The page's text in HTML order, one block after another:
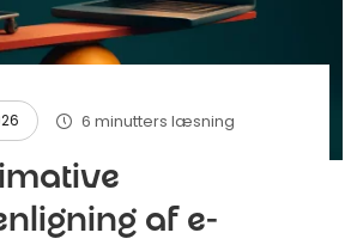
6 minutters læsning
af e-